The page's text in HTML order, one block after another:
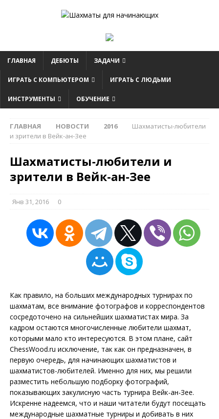
ГЛАВНАЯ ДЕБЮТЫ ЗАДАЧИ
ИГРАТЬ С КОМПЬЮТЕРОМ ИГРАТЬ С ЛЮДЬМИ
ИНСТРУМЕНТЫ ОБУЧЕНИЕ
ГЛАВНАЯ НОВОСТИ 2016
Шахматисты-любители
и зрители в Вейк-ан-Зее
Шахматисты-любители и
зрители в Вейк-ан-Зее
Янв 31, 2016 0
Как правило, на больших международных турнирах по
шахматам, все внимание фотографов и корреспондентов
сосредоточено на сильнейших шахматистах мира. За
кадром остаются многочисленные любители шахмат,
которыми мало кто интересуются. В этом плане, сайт
ChessWood.ru исключение, так как он предназначен, в
первую очередь, для начинающих шахматистов и
шахматистов-любителей. Именно для них, мы решили
разместить небольшую подборку фотографий,
показывающих закулисную часть турнира Вейк-ан-Зее.
Искренне надеемся, что и наши читатели будут посещать
международные шахматные турниры и добивать в них